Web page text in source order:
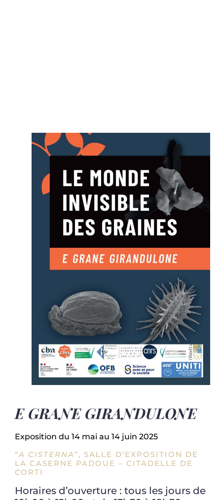
E GRANE GIRANDULONE
Exposition du 14 mai au 14 juin 2025
“A CISTERNA ”, SALLE D’EXPOSITION DE
LA CASERNE PADOUE – CITADELLE DE
CORTI
Horaires d’ouverture : tous les jours de